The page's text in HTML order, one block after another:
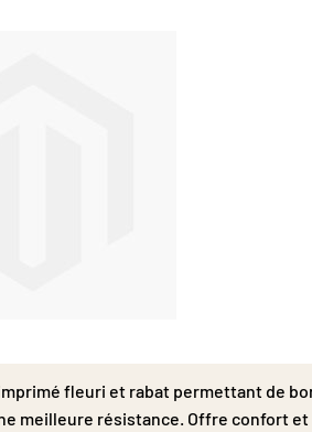
fleuri et rabat permettant de
meilleure résistance. Offre confort et